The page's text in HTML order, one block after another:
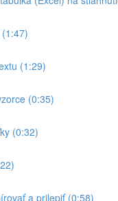
(1:29)
(0:35)
(0:32)
a prilepiť (0:58)